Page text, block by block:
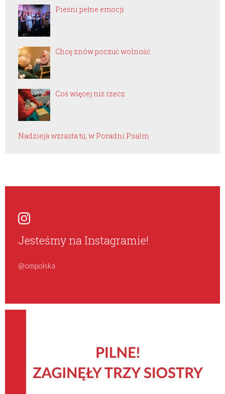
Pieśni pełne emocji
Chcę znów poczuć wolność
Coś więcej niż rzecz
Nadzieja wzrasta tu, w Poradni Psalm
Jesteśmy na Instagramie!
@ompolska